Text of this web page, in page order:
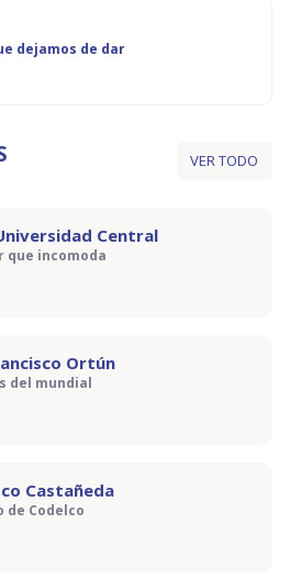
dejamos de dar
VER TODO
Central
que incomoda
Ortún
del mundial
Castañeda
de Codelco